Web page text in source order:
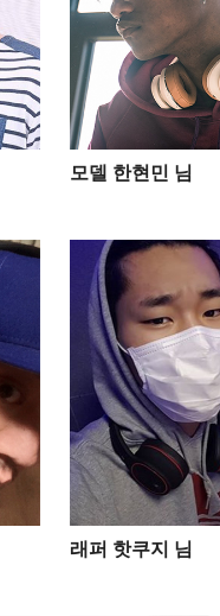
모델 한현민 님
래퍼 핫쿠지 님